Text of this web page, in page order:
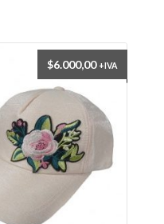
$6.000,00 +IVA